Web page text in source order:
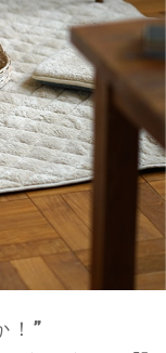
！”